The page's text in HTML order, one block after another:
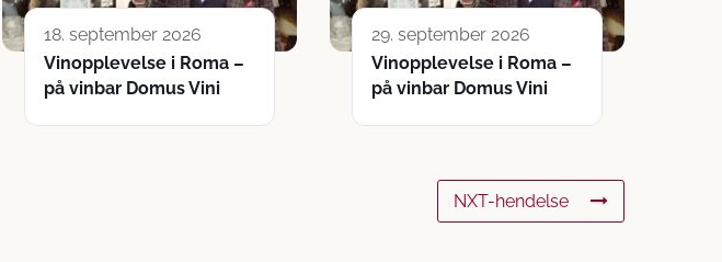
18. september 2026
Vinopplevelse i Roma –
på vinbar Domus Vini
29. september 2026
Vinopplevelse i Roma –
på vinbar Domus Vini
NXT-hendelse